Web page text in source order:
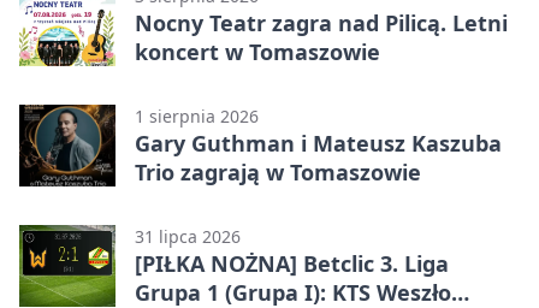
Nocny Teatr zagra nad Pilicą. Letni
koncert w Tomaszowie
1 sierpnia 2026
Gary Guthman i Mateusz Kaszuba
Trio zagrają w Tomaszowie
31 lipca 2026
[PIŁKA NOŻNA] Betclic 3. Liga
Grupa 1 (Grupa I): KTS Weszło